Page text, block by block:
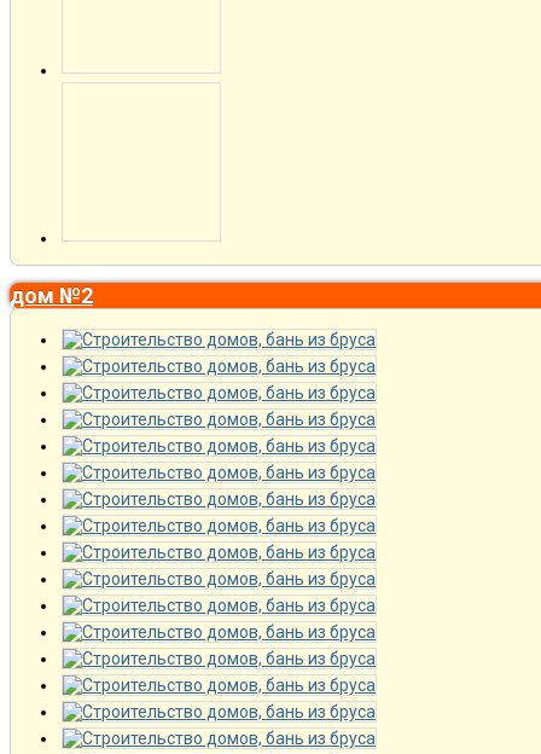
дом №2